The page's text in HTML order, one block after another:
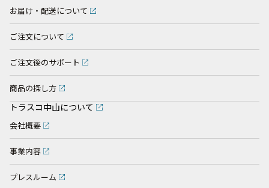
お届け・配送について
ご注文について
ご注文後のサポート
商品の探し方
トラスコ中山について
会社概要
事業内容
プレスルーム